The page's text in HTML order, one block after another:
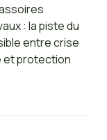
: la piste du
entre crise
et protection